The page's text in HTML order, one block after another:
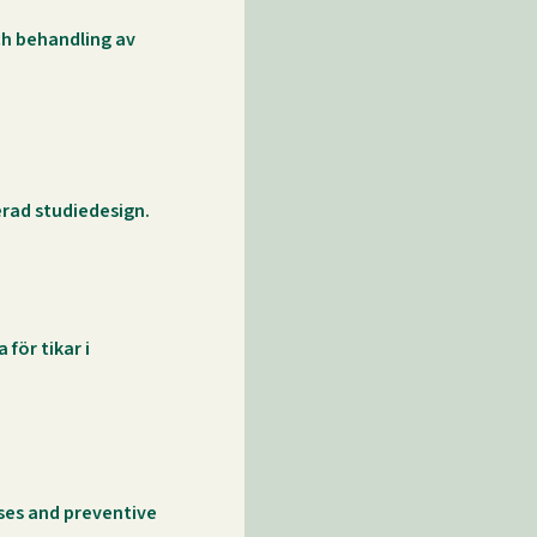
behandling av
studiedesign.
för tikar i
and preventive